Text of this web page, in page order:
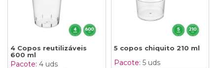
4 Copos reutilizáveis ​​
600 ml
Pacote: 4 uds
5 copos chiquito 210 ml
Pacote: 5 uds